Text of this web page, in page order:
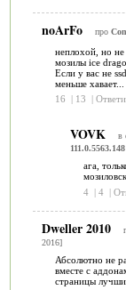
noArFo про
неплохой, но
мозилы ice
Если у вас не
меньше хавает...
16
| 13 |
VOVK в
111.0.5563.148
ага,
4 | 4 |
Dweller 2010
2016]
Абсолютно не
вместе с
страницы